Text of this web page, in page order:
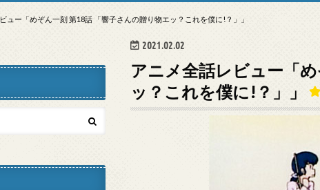
ュー「めぞん一刻 第18話 「響子さんの贈り物エッ？これを僕に!？」」
2021.02.02
アニメ全話レビュー「
ッ？これを僕に!？」」